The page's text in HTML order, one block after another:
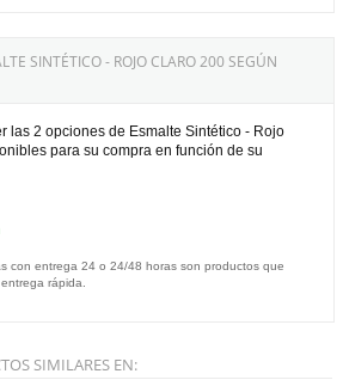
SINTÉTICO - ROJO CLARO 200 SEGÚN
las 2 opciones de Esmalte Sintético - Rojo
para su compra en función de su
con entrega 24 o 24/48 horas son productos que
rápida.
SIMILARES EN: